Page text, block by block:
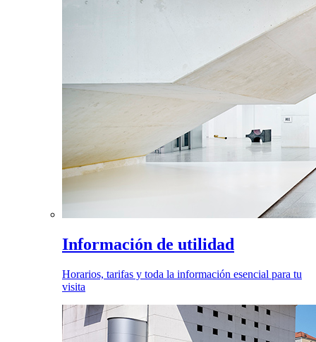
Información de utilidad
Horarios, tarifas y toda la información esencial para tu
visita